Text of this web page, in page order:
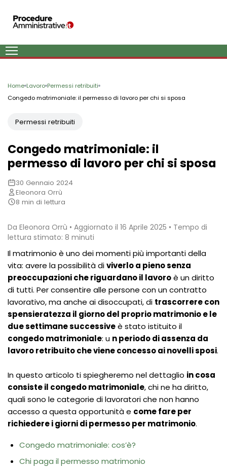
Home Lavoro Permessi retribuiti
Congedo matrimoniale: il permesso di lavoro per chi si sposa
Permessi retribuiti
Congedo matrimoniale: il
permesso di lavoro per chi si sposa
30 Gennaio 2024
Eleonora Orrù
8 min di lettura
Da Eleonora Orrù • Aggiornato il 16 Aprile 2025 • Tempo di
lettura stimato: 8 minuti
Il matrimonio è uno dei momenti più importanti della
vita: avere la possibilità diviverlo a pieno senza
preoccupazioni che riguardano il lavoroè un diritto
di tutti. Per consentire alle persone con un contratto
lavorativo, ma anche ai disoccupati, di trascorrere con
spensieratezza il giorno del proprio matrimonio e le
due settimane successiveè stato istituito il
congedo matrimoniale: u n periodo di assenza da
lavoro retribuito che viene concesso ai novelli sposi.
In questo articolo ti spiegheremo nel dettaglio in cosa
consiste il congedo matrimoniale, chi ne ha diritto,
quali sono le categorie di lavoratori che non hanno
accesso a questa opportunità e come fare per
richiedere i giorni di permesso per matrimonio.
Congedo matrimoniale: cos’è?
Chi paga il permesso matrimonio